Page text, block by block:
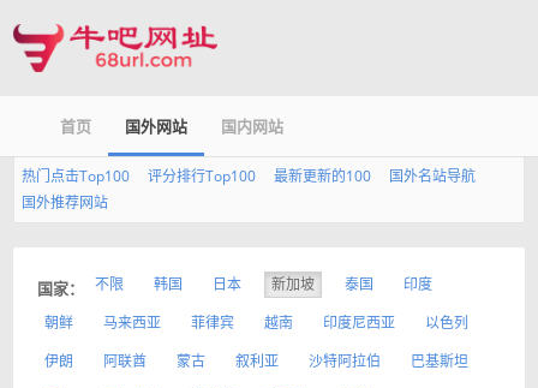
首页 国外网站 国内网站
热门点击Top100 评分排行Top100 最新更新的100
国外名站导航
国外推荐网站
国家： 不限 韩国 日本 新加坡 泰国
印度
朝鲜
马来西亚 菲律宾 越南 印度尼西亚
以色列
伊朗
阿联酋 蒙古 叙利亚 沙特阿拉伯
巴基斯坦